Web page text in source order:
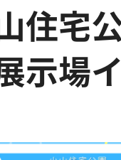
住宅
示場